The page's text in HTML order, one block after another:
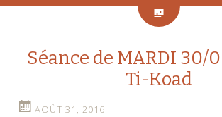
Séance de MARDI 30/
Ti-Koad
AOÛT 31, 2016